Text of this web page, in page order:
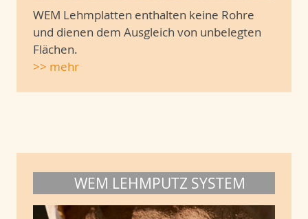
WEM Lehmplatten enthalten keine Rohre
und dienen dem Ausgleich von unbelegten
Flächen.
>> mehr
WEM LEHMPUTZ SYSTEM